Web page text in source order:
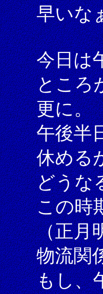
早いな
今日は
ところ
更に。
午後半
休める
どうな
この時
（正月
物流関
もし、